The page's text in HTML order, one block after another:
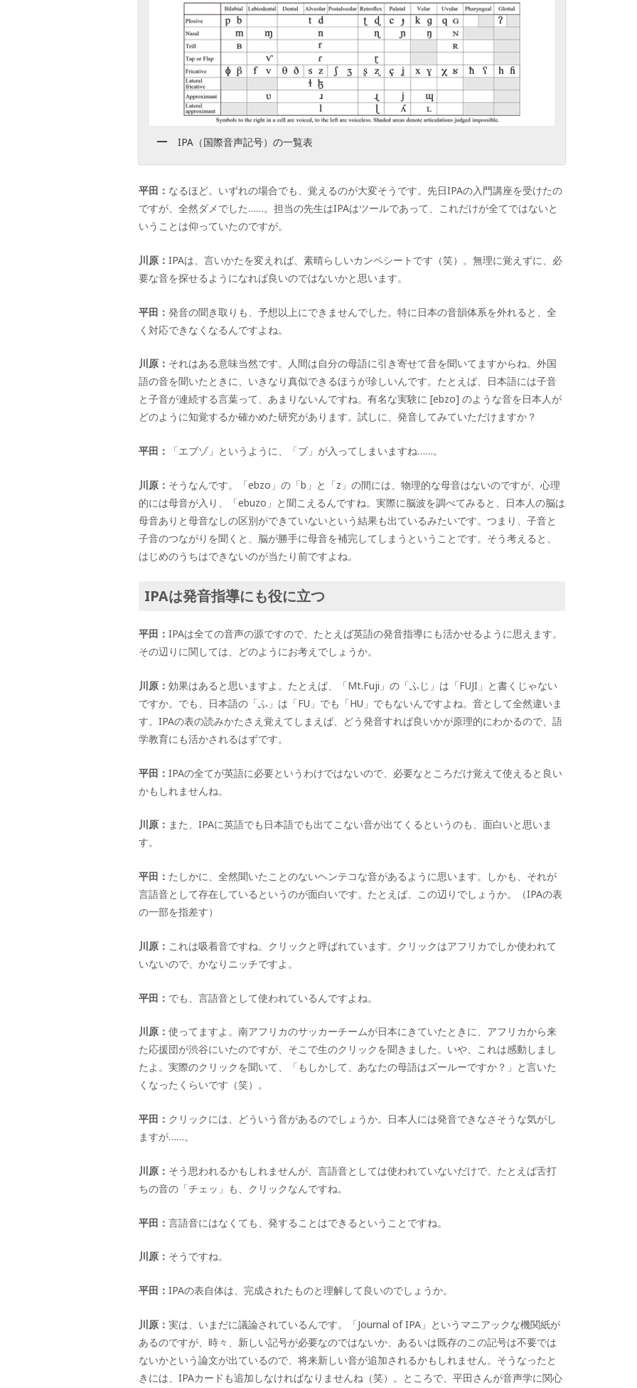
IPA（国際音声記号）の一覧表
平田： なるほど。いずれの場合でも、覚えるのが大変そうです。先日IPAの入門講座を受けたの
ですが、全然ダメでした……。担当の先生はIPAはツールであって、これだけが全てではないと
いうことは仰っていたのですが。
川原：IPAは、言いかたを変えれば、素晴らしいカンペシートです（笑）。無理に覚えずに、必
要な音を探せるようになれば良いのではないかと思います。
平田：発音の聞き取りも、予想以上にできませんでした。特に日本の音韻体系を外れると、全
く対応できなくなるんですよね。
川原： それはある意味当然です。人間は自分の母語に引き寄せて音を聞いてますからね。外国
語の音を聞いたときに、いきなり真似できるほうが珍しいんです。たとえば、日本語には子音
と子音が連続する言葉って、あまりないんですね。有名な実験に [ebzo] のような音を日本人が
どのように知覚するか確かめた研究があります。試しに、発音してみていただけますか？
平田： 「エブゾ」というように、「ブ」が入ってしまいますね……。
川原： そうなんです。「ebzo 」の「b 」と「z 」の間には、物理的な母音はないのですが、心理
的には母音が入り、「ebuzo 」と聞こえるんですね。実際に脳波を調べてみると、日本人の脳は
母音ありと母音なしの区別ができていないという結果も出ているみたいです。つまり、子音と
子音のつながりを聞くと、脳が勝手に母音を補完してしまうということです。そう考えると、
はじめのうちはできないのが当たり前ですよね。
IPAは発音指導にも役に立つ
平田：IPAは全ての音声の源ですので、たとえば英語の発音指導にも活かせるように思えます。
その辺りに関しては、どのようにお考えでしょうか。
川原：効果はあると思いますよ。たとえば、「Mt.Fuji 」の「ふじ」は「FUJI 」と書くじゃない
ですか。でも、日本語の「ふ」は「FU 」でも「HU 」でもないんですよね。音として全然違いま
す。IPAの表の読みかたさえ覚えてしまえば、どう発音すれば良いかが原理的にわかるので、語
学教育にも活かされるはずです。
平田：IPAの全てが英語に必要というわけではないので、必要なところだけ覚えて使えると良い
かもしれませんね。
川原： また、IPAに英語でも日本語でも出てこない音が出てくるというのも、面白いと思いま
す。
平田： たしかに、全然聞いたことのないヘンテコな音があるように思います。しかも、それが
言語音として存在しているというのが面白いです。たとえば、この辺りでしょうか。（IPAの表
の一部を指差す）
川原： これは吸着音ですね。クリックと呼ばれています。クリックはアフリカでしか使われて
いないので、かなりニッチですよ。
平田： でも、言語音として使われているんですよね。
川原：使ってますよ。南アフリカのサッカーチームが日本にきていたときに、アフリカから来
た応援団が渋谷にいたのですが、そこで生のクリックを聞きました。いや、これは感動しまし
たよ。実際のクリックを聞いて、「もしかして、あなたの母語はズールーですか？」と言いた
くなったくらいです（笑）。
平田： クリックには、どういう音があるのでしょうか。日本人には発音できなさそうな気がし
ますが……。
川原： そう思われるかもしれませんが、言語音としては使われていないだけで、たとえば舌打
ちの音の「チェッ」も、クリックなんですね。
平田：言語音にはなくても、発することはできるということですね。
川原： そうですね。
平田：IPAの表自体は、完成されたものと理解して良いのでしょうか。
川原：実は、いまだに議論されているんです。「Journal of IPA 」というマニアックな機関紙が
あるのですが、時々、新しい記号が必要なのではないか、あるいは既存のこの記号は不要では
ないかという論文が出ているので、将来新しい音が追加されるかもしれません。そうなったと
きには、IPAカードも追加しなければなりませんね（笑） 。 ところで、平田さんが音声学に関心